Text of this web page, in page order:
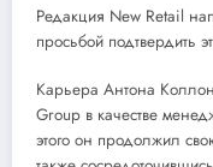
Редакция New Retail
просьбой подтвердить
Карьера Антона
Group в качестве
этого он продолжил